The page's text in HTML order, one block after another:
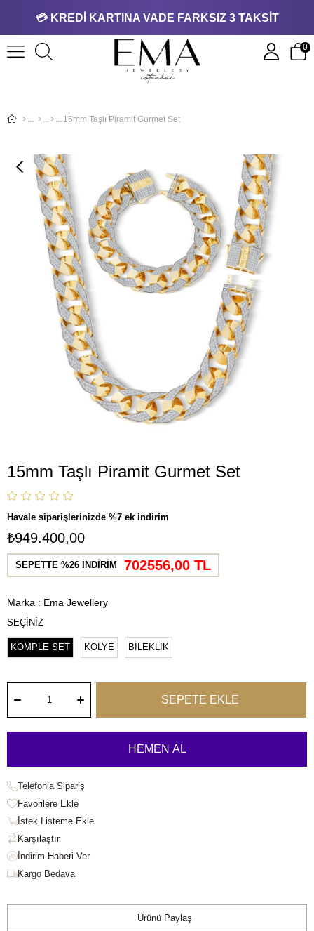
💳 KREDİ KARTINA VADE FARKSIZ 3 TAKSİT
0
15mm Taşlı Piramit Gurmet Set
15mm Taşlı Piramit Gurmet Set
Havale siparişlerinizde %7 ek indirim
₺949.400,00
SEPETTE %26 İNDİRİM 702556,00 TL
Marka : Ema Jewellery
SEÇİNİZ
KOMPLE SET KOLYE BİLEKLİK
Telefonla Sipariş
Favorilere Ekle
İstek Listeme Ekle
Karşılaştır
Kargo Bedava
Ürünü Paylaş